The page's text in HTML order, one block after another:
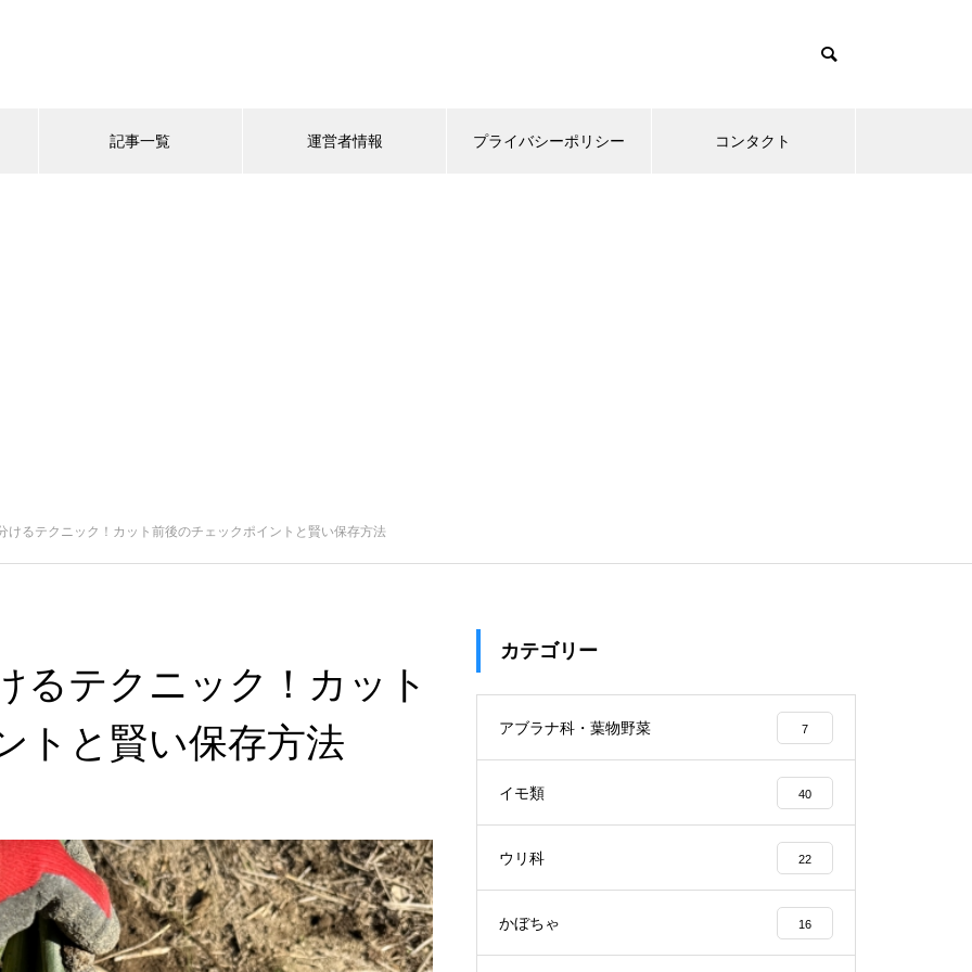
記事一覧 運営者情報 プライバシーポリシー コンタクト
けるテクニック！カット前後のチェックポイントと賢い保存方法
るテクニック！カット
トと賢い保存方法
カテゴリー
アブラナ科・葉物野菜 7
イモ類 40
ウリ科 22
かぼちゃ 16